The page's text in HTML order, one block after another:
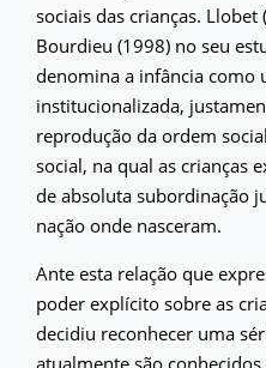
sociais das crianças.
Bourdieu (1998) no seu
denomina a infância como
institucionalizada,
reprodução da ordem
social, na qual as crianças
de absoluta subordinação
nação onde nasceram.
Ante esta relação que
poder explícito sobre as
decidiu reconhecer uma
atualmente são